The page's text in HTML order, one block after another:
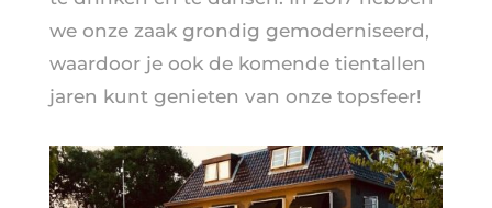
we onze zaak grondig gemoderniseerd,
waardoor je ook de komende tientallen
jaren kunt genieten van onze topsfeer!